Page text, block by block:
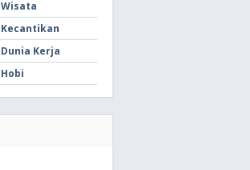
Wisata
Kecantikan
Dunia Kerja
Hobi